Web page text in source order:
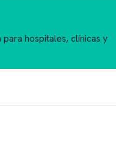
hospitales, clínicas y